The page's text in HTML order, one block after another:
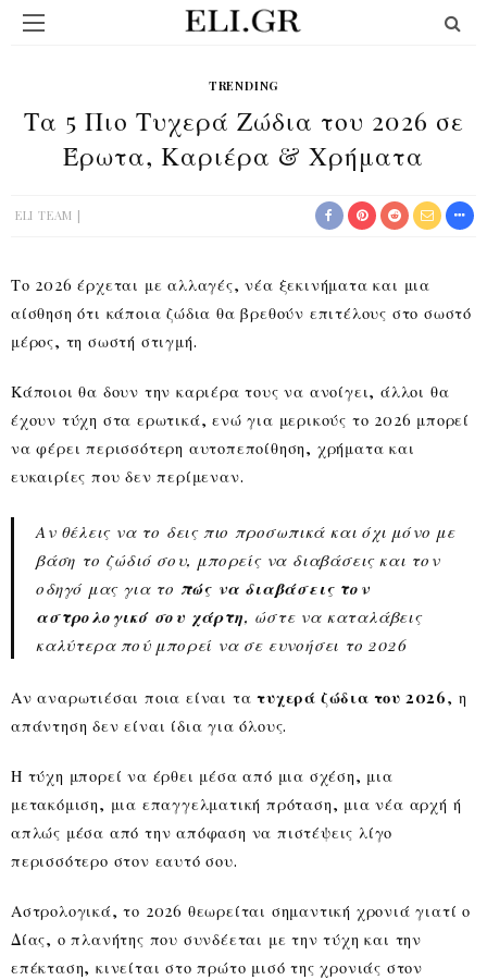
TRENDING
Τα 5 Πιο Τυχερά Ζώδια του 2026 σε
Έρωτα, Καριέρα & Χρήματα
ELI TEAM
Το 2026 έρχεται με αλλαγές, νέα ξεκινήματα και μια
αίσθηση ότι κάποια ζώδια θα βρεθούν επιτέλους στο σωστό
μέρος, τη σωστή στιγμή.
Κάποιοι θα δουν την καριέρα τους να ανοίγει, άλλοι θα
έχουν τύχη στα ερωτικά, ενώ για μερικούς το 2026 μπορεί
να φέρει περισσότερη αυτοπεποίθηση, χρήματα και
ευκαιρίες που δεν περίμεναν.
Αν θέλεις να το δεις πιο προσωπικά και όχι μόνο με
βάση το ζώδιό σου, μπορείς να διαβάσεις και τον
οδηγό μας για το πώς να διαβάσεις τον
αστρολογικό σου χάρτη, ώστε να καταλάβεις
καλύτερα πού μπορεί να σε ευνοήσει το 2026
Αν αναρωτιέσαι ποια είναι τατυχερά ζώδια του 2026, η
απάντηση δεν είναι ίδια για όλους.
Η τύχη μπορεί να έρθει μέσα από μια σχέση, μια
μετακόμιση, μια επαγγελματική πρόταση, μια νέα αρχή ή
απλώς μέσα από την απόφαση να πιστέψεις λίγο
περισσότερο στον εαυτό σου.
Αστρολογικά, το 2026 θεωρείται σημαντική χρονιά γιατί ο
Δίας, ο πλανήτης που συνδέεται με την τύχη και την
επέκταση, κινείται στο πρώτο μισό της χρονιάς στον